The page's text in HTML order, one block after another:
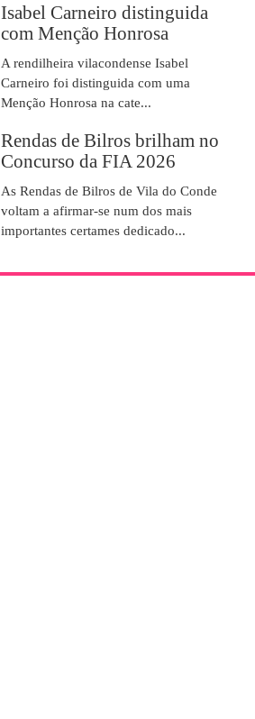
Isabel Carneiro distinguida
com Menção Honrosa
A rendilheira vilacondense Isabel
Carneiro foi distinguida com uma
Menção Honrosa na cate...
Rendas de Bilros brilham no
Concurso da FIA 2026
As Rendas de Bilros de Vila do Conde
voltam a afirmar-se num dos mais
importantes certames dedicado...